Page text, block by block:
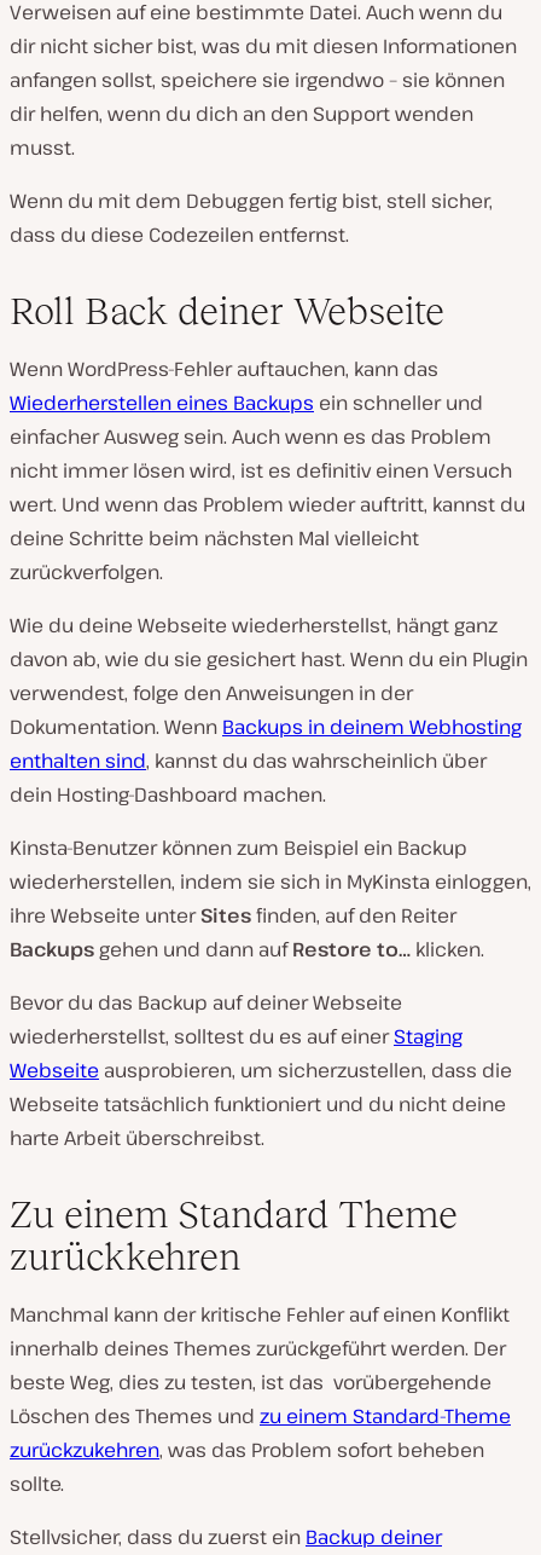
Verweisen auf eine bestimmte Datei. Auch wenn du
dir nicht sicher bist, was du mit diesen Informationen
anfangen sollst, speichere sie irgendwo – sie können
dir helfen, wenn du dich an den Support wenden
musst.
Wenn du mit dem Debuggen fertig bist, stell sicher,
dass du diese Codezeilen entfernst.
Roll Back deiner Webseite
Wenn WordPress-Fehler auftauchen, kann das
Wiederherstellen eines Backups ein schneller und
einfacher Ausweg sein. Auch wenn es das Problem
nicht immer lösen wird, ist es definitiv einen Versuch
wert. Und wenn das Problem wieder auftritt, kannst du
deine Schritte beim nächsten Mal vielleicht
zurückverfolgen.
Wie du deine Webseite wiederherstellst, hängt ganz
davon ab, wie du sie gesichert hast. Wenn du ein Plugin
verwendest, folge den Anweisungen in der
Dokumentation. Wenn Backups in deinem Webhosting
enthalten sind, kannst du das wahrscheinlich über
dein Hosting-Dashboard machen.
Kinsta-Benutzer können zum Beispiel ein Backup
wiederherstellen, indem sie sich in MyKinsta einloggen,
ihre Webseite unterSitesfinden, auf den Reiter
Backups gehen und dann aufRestore to… klicken.
Bevor du das Backup auf deiner Webseite
wiederherstellst, solltest du es auf einerStaging
Webseite ausprobieren, um sicherzustellen, dass die
Webseite tatsächlich funktioniert und du nicht deine
harte Arbeit überschreibst.
Zu einem Standard Theme
zurückkehren
Manchmal kann der kritische Fehler auf einen Konflikt
innerhalb deines Themes zurückgeführt werden. Der
beste Weg, dies zu testen, ist das vorübergehende
Löschen des Themes und zu einem Standard-Theme
zurückzukehren, was das Problem sofort beheben
sollte.
Stellvsicher, dass du zuerst ein Backup deiner